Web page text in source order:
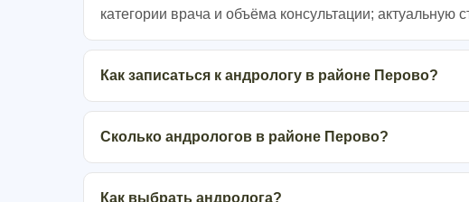
категории врача и объёма консультации; актуальную
Как записаться к андрологу в районе Перово?
Сколько андрологов в районе Перово?
Как выбрать андролога?